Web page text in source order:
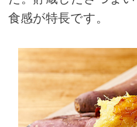
食感が特長です。